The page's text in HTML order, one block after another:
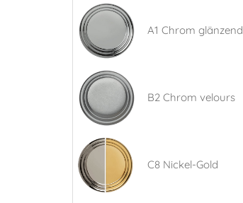
A1 Chrom glänzend
B2 Chrom velours
C8 Nickel-Gold